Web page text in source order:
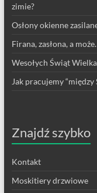
zimie?
Osłony okienne
Firana, zasłona, a
Wesołych Świąt
Jak pracujemy “między
Znajdź szybko
Kontakt
Moskitiery drzwiowe